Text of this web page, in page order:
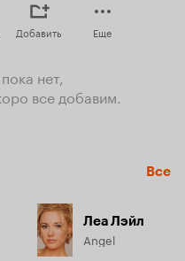
Добавить Еще
нет,
все добавим.
Все
Леа Лэйл
Angel